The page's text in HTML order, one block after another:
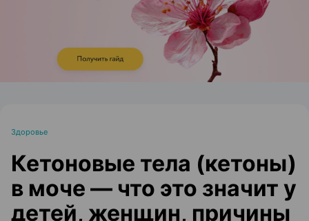
Здоровье
Кетоновые тела (кетоны)
в моче — что это значит у
детей, женщин, причины